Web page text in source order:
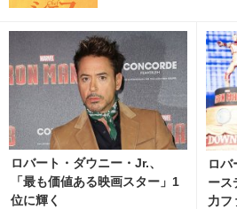
ロバート・ダウニー・Jr.、
「最も価値ある映画スター」1
位に輝く
ロバ
ース
力フ